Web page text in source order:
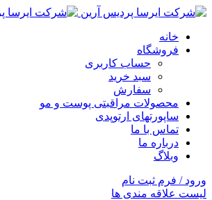
خانه
فروشگاه
حساب کاربری
سبد خرید
سفارش
محصولات مراقبتی پوست و مو
ساپورتهای ارتوپدی
تماس با ما
درباره ما
وبلاگ
ورود / فرم ثبت نام
لیست علاقه مندی ها